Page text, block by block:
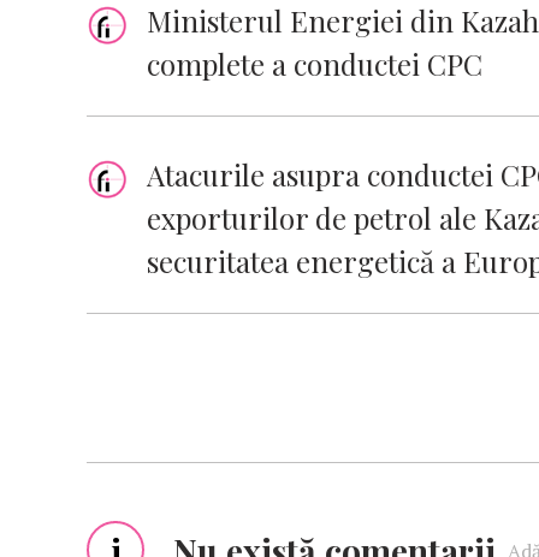
Ministerul Energiei din
complete a conductei CPC
Atacurile asupra conductei
exporturilor de petrol ale
securitatea energetică a